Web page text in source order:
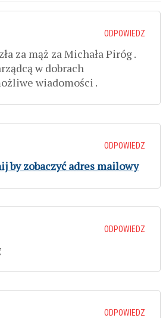
ODPOWIEDZ
za mąż za Michała Piróg .
w dobrach
wiadomości .
ODPOWIEDZ
by zobaczyć adres mailowy
ODPOWIEDZ
ODPOWIEDZ